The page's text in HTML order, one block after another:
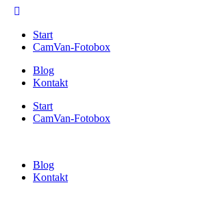
Start
CamVan-Fotobox
Blog
Kontakt
Start
CamVan-Fotobox
Blog
Kontakt